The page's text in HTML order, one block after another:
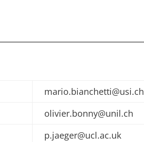
mario.bianchetti@usi.ch
olivier.bonny@unil.ch
p.jaeger@ucl.ac.uk